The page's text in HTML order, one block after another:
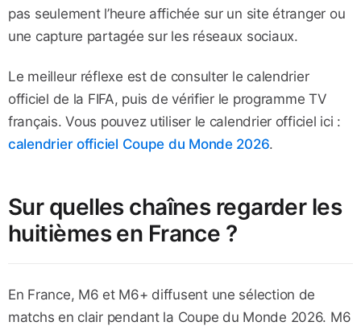
pas seulement l’heure affichée sur un site étranger ou
une capture partagée sur les réseaux sociaux.
Le meilleur réflexe est de consulter le calendrier
officiel de la FIFA, puis de vérifier le programme TV
français. Vous pouvez utiliser le calendrier officiel ici :
calendrier officiel Coupe du Monde 2026.
Sur quelles chaînes regarder les
huitièmes en France ?
En France, M6 et M6+ diffusent une sélection de
matchs en clair pendant la Coupe du Monde 2026. M6